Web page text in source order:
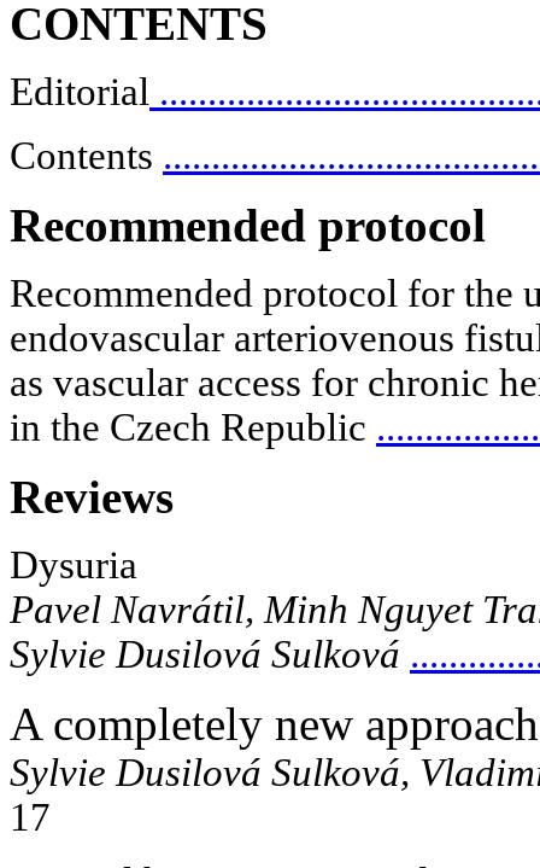
CONTENTS
Editorial
Contents
Recommended protocol
Recommended protocol for the
endovascular arteriovenous
as vascular access for chronic
in the Czech Republic
Reviews
Dysuria
Pavel Navrátil, Minh Nguyet
Sylvie Dusilová Sulková
A completely new
Sylvie Dusilová Sulková,
17